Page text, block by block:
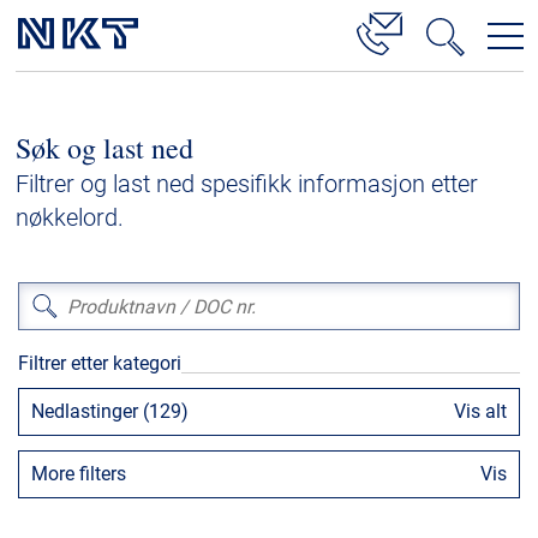
Høyspenningskabelløsninger
Kabelservice
Lavspenning
Høyspenningskabeltilbehør
Mellomspenningskabeltilbehør
Referanser
Nedlastinger
Søk og last ned
Filtrer og last ned spesifikk informasjon etter
nøkkelord.
Filtrer etter kategori
Nedlastinger (129) Vis alt
More filters Vis